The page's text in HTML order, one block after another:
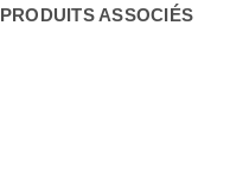
PRODUITS ASSOCIÉS